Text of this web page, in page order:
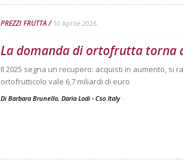
PREZZI FRUTTA 10 Aprile 2026
La domanda di ortofrutta torna
Il 2025 segna un recupero: acquisti in aumento, si
ortofrutticolo vale 6,7 miliardi di euro
Di Barbara Brunello, Daria Lodi - Cso Italy -